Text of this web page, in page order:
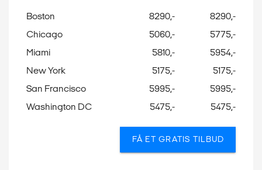
Boston 8290,-
8290,-
Chicago
5060,-
5775,-
Miami
5810,-
5954,-
New York
5175,-
5175,-
San Francisco
5995,-
5995,-
Washington DC
5475,- 5475,-
FÅ ET GRATIS TILBUD